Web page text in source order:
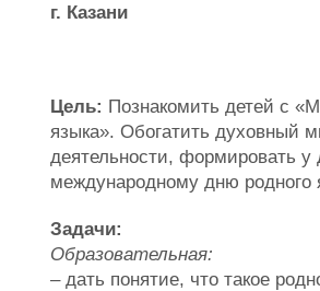
г. Казани
Цель: Познакомить детей с
языка». Обогатить духовный
деятельности, формировать у
международному дню родного
Задачи:
Образовательная:
– дать понятие, что такое